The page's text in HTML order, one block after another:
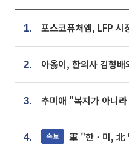
1.
2.
3.
4. 속보 軍 "한ㆍ미, 北 발